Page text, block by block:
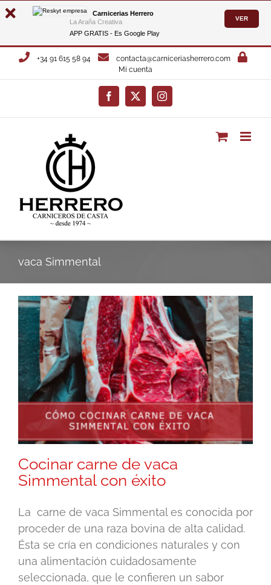
Carnicerias Herrero
La Araña Creativa
APP GRATIS - Es Google Play
VER
Saltar
+34 91 615 58 94
contacta@carniceriasherrero.com
Mi cuenta
Facebook
X Instagram
vaca Simmental
Cocinar carne de vaca
Simmental con éxito
La carne de vaca Simmental es conocida por
proceder de una raza bovina de alta calidad.
Ésta se cría en condiciones naturales y con
una alimentación cuidadosamente
seleccionada, que le confieren un sabor